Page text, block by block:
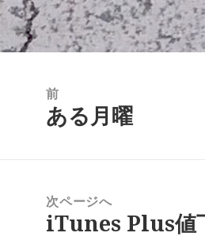
前
前
ある月曜
次ページへ
次
iTunes Plus値